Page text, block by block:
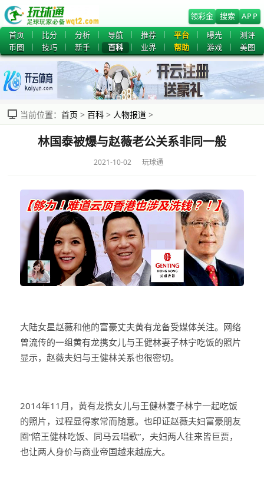
领彩金 搜索
APP
首页
比分 分析 导航 推荐 平台 曝光
测评
币圈
技巧 新手 百科 业界 帮助 游戏 美图
当前位置： 首页 > 百科 > 人物报道 >
林国泰被爆与赵薇老公关系非同一般
2021-10-02 玩球通
大陆女星赵薇和他的富豪丈夫黄有龙备受媒体关注。网络
曾流传的一组黄有龙携女儿与王健林妻子林宁吃饭的照片
显示，赵薇夫妇与王健林关系也很密切。
2014年11月，黄有龙携女儿与王健林妻子林宁一起吃饭
的照片，过程显得家常而随意。也印证赵薇夫妇富豪朋友
圈“陪王健林吃饭、同马云唱歌”，夫妇两人往来皆巨贾，
也让两人身价与商业帝国越来越庞大。